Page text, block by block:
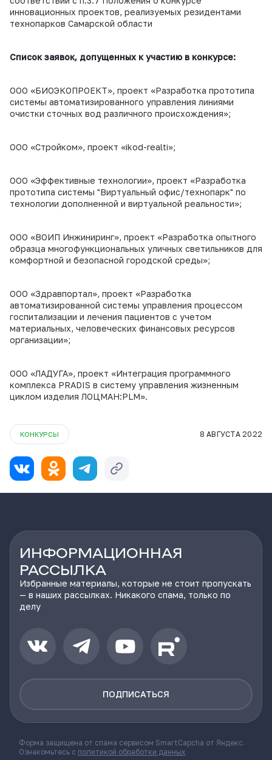
инновационных проектов, реализуемых резидентами
технопарков Самарской области
Список заявок, допущенных к участию в конкурсе:
ООО «БИОЭКОПРОЕКТ», проект «Разработка прототипа
системы автоматизированного управления линиями
очистки сточных вод различного происхождения»;
ООО «Стройком», проект «ikod-realti»;
ООО «Эффективные технологии», проект «Разработка
прототипа системы "Виртуальный офис/технопарк" по
технологии дополненной и виртуальной реальности»;
ООО «ВОИП Инжиниринг», проект «Разработка опытного
образца многофункциональных уличных светильников для
комфортной и безопасной городской среды»;
ООО «Здравпортал», проект «Разработка
автоматизированной системы управления процессом
госпитализации и лечения пациентов с учетом
материальных, человеческих финансовых ресурсов
организации»;
ООО «ЛАДУГА», проект «Интеграция программного
комплекса PRADIS в систему управления жизненным
циклом изделия ЛОЦМАН:PLM».
КОНКУРСЫ 8 АВГУСТА 2022
ИНФОРМАЦИОННАЯ
РАССЫЛКА
Избранные материалы, которые не стоит пропускать
— в наших рассылках. Никакого спама, только по
делу
ПОДПИСАТЬСЯ
Форма защищена от спама сервисом SmartCapcha от Яндекс.
Ознакомьтесь с политикой обработки данных